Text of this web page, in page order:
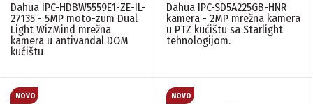
Dahua IPC-HDBW5559E1-ZE-IL-
27135 - 5MP moto-zum Dual
Light WizMind mrežna
kamera u antivandal DOM
kućištu
Dahua IPC-SD5A225GB-HNR
kamera - 2MP mrežna kamera
u PTZ kućištu sa Starlight
tehnologijom.